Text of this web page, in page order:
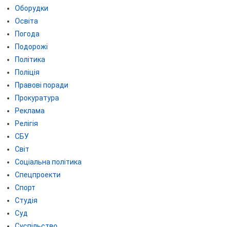
Оборудки
Освіта
Погода
Подорожі
Політика
Поліція
Правові поради
Прокуратура
Реклама
Релігія
СБУ
Світ
Соціальна політика
Спецпроекти
Спорт
Студія
Суд